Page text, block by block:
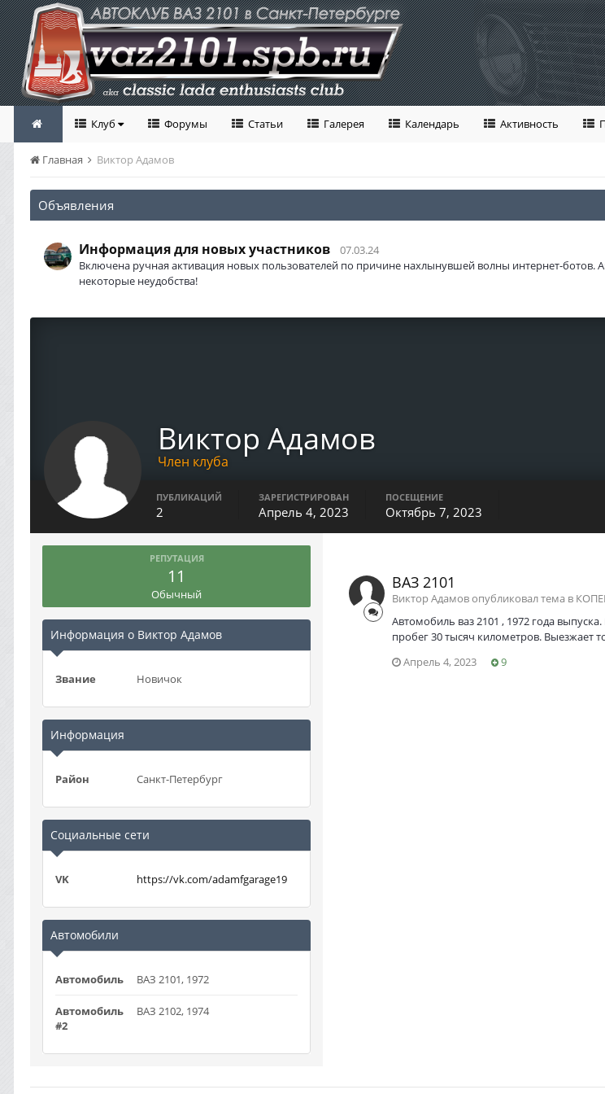
Клуб Форумы Статьи Галерея Календарь Активность
Главная Виктор Адамов
Объявления
Информация для новых участников
07.03.24
Включена ручная активация новых пользователей по причине нахлынувшей волны интернет-
некоторые неудобства!
Виктор Адамов
Член клуба
ПУБЛИКАЦИЙ
2
ЗАРЕГИСТРИРОВАН
Апрель 4, 2023
ПОСЕЩЕНИЕ
Октябрь 7, 2023
РЕПУТАЦИЯ
11
Обычный
Информация о Виктор Адамов
Звание Новичок
Информация
Район Санкт-Петербург
Социальные сети
VK https://vk.com/adamfgarage19
Автомобили
Автомобиль ВАЗ 2101, 1972
Автомобиль
#2
ВАЗ 2102, 1974
ВАЗ 2101
Виктор Адамов опубликовал тема в
Автомобиль ваз 2101 , 1972 года
пробег 30 тысяч километров. Выезжает
Апрель 4, 2023
9